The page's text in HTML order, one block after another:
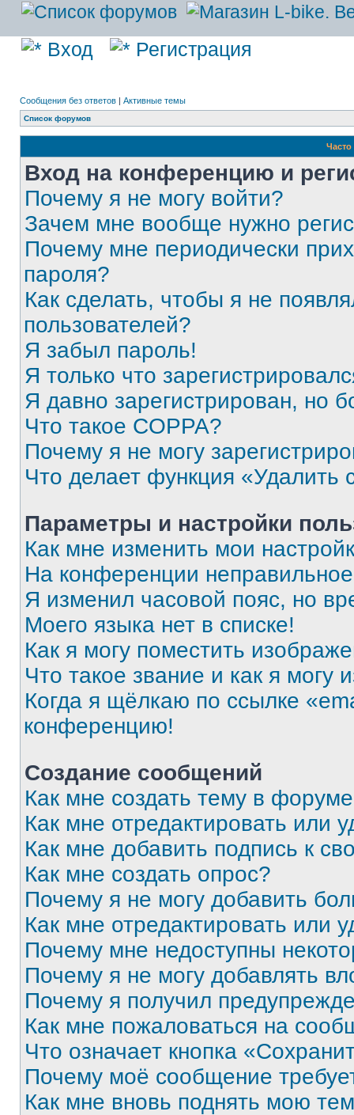
Вход Регистрация
Сообщения без ответов | Активные темы
Список форумов
Вход на конференцию и
Почему я не могу войти?
Зачем мне вообще нужно
Почему мне периодически
пароля?
Как сделать, чтобы я не
пользователей?
Я забыл пароль!
Я только что
Я давно зарегистрирован, но
Что такое COPPA?
Почему я не могу
Что делает функция «Удалить
Параметры и настройки
Как мне изменить мои
На конференции
Я изменил часовой пояс, но
Моего языка нет в списке!
Как я могу поместить
Что такое звание и как я могу
Когда я щёлкаю по ссылке
конференцию!
Создание сообщений
Как мне создать тему в
Как мне отредактировать или
Как мне добавить подпись к
Как мне создать опрос?
Почему я не могу добавить
Как мне отредактировать или
Почему мне недоступны
Почему я не могу добавлять
Почему я получил
Как мне пожаловаться на
Что означает кнопка
Почему моё сообщение
Как мне вновь поднять мою